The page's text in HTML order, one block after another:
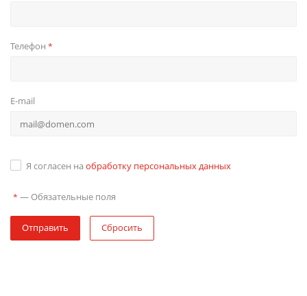
Телефон *
E-mail
Я согласен на обработку персональных данных
* — Обязательные поля
Отправить Сбросить